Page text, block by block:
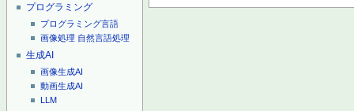
プログラミング
プログラミング言語
画像処理 自然言語処理
生成AI
画像生成AI
動画生成AI
LLM